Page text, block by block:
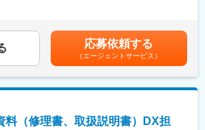
出張：月に数回、海外の仕入先などとWEB会議
い交渉ではなく、同じ境遇の方などとの情報交
も不要です。場合によっては研修でドイツや中
技術会議および商談の際の通訳業務、製品・技
、メール対応、その他サポート業務を担当いた
決定致します。※業界・商材経験者の方の場合
年収を提示させて頂く可能性もございます。賃
の金額であり、選考を通じて上下する可能性
月額)は固定手当を含めた表記です。
応募依頼する
（エージェントサービス）
料（修理書、取扱説明書）DX担